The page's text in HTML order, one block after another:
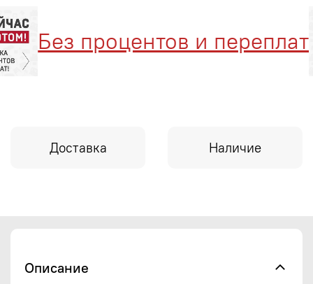
Без процентов и переплат
Доставка Наличие
Описание